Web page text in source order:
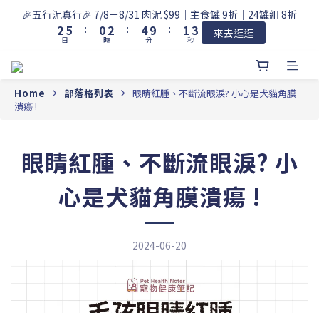
🎉五行泥真行🎉 7/8－8/31 肉泥 $99｜主食罐 9折｜24罐組 8折
3
2
1
6
5
4
1
日
:
1
0
3
2
1
時
:
5
4
3
0
9
8
5
1
0
分
:
2
1
0
4
3
2
秒 來去逛逛
Home 部落格列表
眼睛紅腫、不斷流眼淚? 小心是犬貓角膜
潰瘍 !
眼睛紅腫、不斷流眼淚? 小
心是犬貓角膜潰瘍 !
2024-06-20